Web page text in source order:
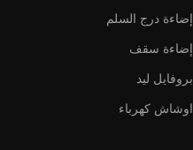
إضاءة درج السلم
إضاءة سقف
بروفايل ليد
اوشاش كهرباء